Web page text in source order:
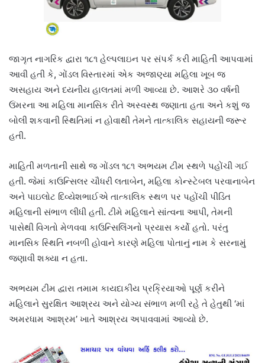
જાગૃત નાગરિક દ્વારા ૧૮૧ હેલ્પલાઇન પર સંપર્ક કરી માહિતી આપવામાં
આવી હતી કે, ગોંડલ વિસ્તારમાં એક અજાણ્યા મહિલા ખૂબ જ
અસહાય અને દયનીય હાલતમાં મળી આવ્યા છે. આશરે ૩૦ વર્ષની
ઉંમરના આ મહિલા માનસિક રીતે અસ્વસ્થ જણાતા હતા અને કશું જ
બોલી શકવાની સ્થિતિમાં ન હોવાથી તેમને તાત્કાલિક સહાયની જરૂર
હતી.
માહિતી મળતાની સાથે જ ગોંડલ ૧૮૧ અભયમ ટીમ સ્થળે પહોંચી ગઈ
હતી. જેમાં કાઉન્સિલર ચૌધરી લતાબેન, મહિલા કોન્સ્ટેબલ પરવાનાબેન
અને પાઇલોટ દિવ્યેશભાઈએ તાત્કાલિક સ્થળ પર પહોંચી પીડિત
મહિલાની સંભાળ લીધી હતી. ટીમે મહિલાને સાંત્વના આપી, તેમની
પાસેથી વિગતો મેળવવા કાઉન્સિલિંગનો પ્રયાસ કર્યો હતો. પરંતુ
માનસિક સ્થિતિ નબળી હોવાને કારણે મહિલા પોતાનું નામ કે સરનામું
જણાવી શક્યા ન હતા.
અભયમ ટીમ દ્વારા તમામ કાયદાકીય પ્રક્રિયાઓ પૂર્ણ કરીને
મહિલાને સુરક્ષિત આશ્રય અને યોગ્ય સંભાળ મળી રહે તે હેતુથી ‘માં
અમરધામ આશ્રમ’ ખાતે આશ્રય અપાવવામાં આવ્યો છે.